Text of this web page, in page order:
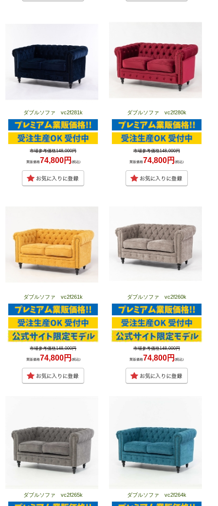
ダブルソファ vc2f281k
市場参考価格148,000円
業販価格74,800円 (税込)
ダブルソファ vc2f280k
市場参考価格148,000円
業販価格74,800円(税込)
ダブルソファ vc2f261k
市場参考価格148,000円
業販価格74,800円 (税込)
ダブルソファ vc2f260k
市場参考価格148,000円
業販価格74,800円(税込)
ダブルソファ vc2f265k ダブルソファ vc2f264k